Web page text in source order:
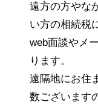
遠方の方やな
い方の相続税
web面談やメ
ります。
遠隔地にお住
数ございます